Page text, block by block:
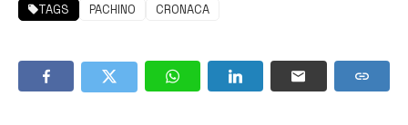
TAGS PACHINO CRONACA